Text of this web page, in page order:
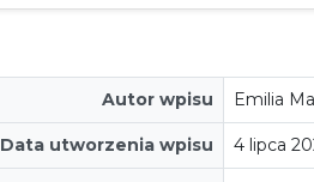
Autor wpisu Emilia
Data utworzenia wpisu 4 lipca